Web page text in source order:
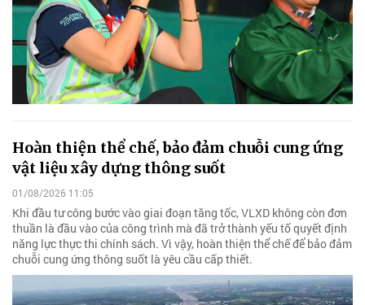
Hoàn thiện thể chế, bảo đảm chuỗi cung ứng
vật liệu xây dựng thông suốt
01/08/2026 11:05
Khi đầu tư công bước vào giai đoạn tăng tốc, VLXD không còn đơn
thuần là đầu vào của công trình mà đã trở thành yếu tố quyết định
năng lực thực thi chính sách. Vì vậy, hoàn thiện thể chế để bảo đảm
chuỗi cung ứng thông suốt là yêu cầu cấp thiết.